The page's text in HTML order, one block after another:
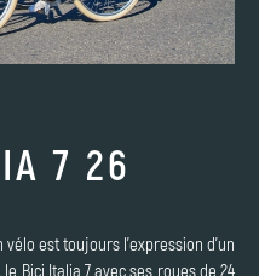
7 26
est toujours l'expression d'un
Bici Italia 7 avec ses roues de 24